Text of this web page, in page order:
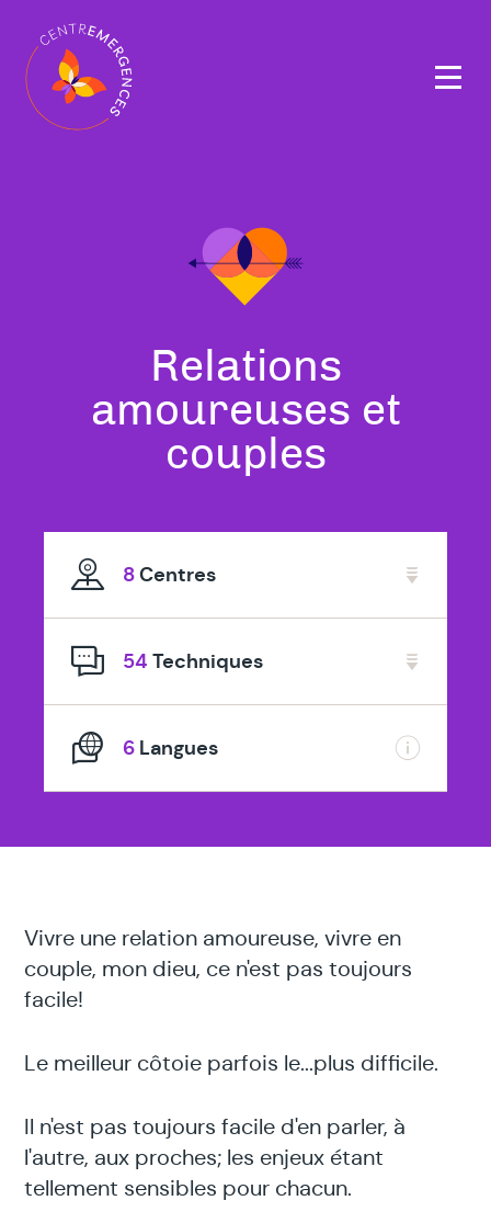
Tous
nos
thérapeutes
en
Relations
amoureuses et
couples
8Centres
54 Techniques
6 Langues
Navigation
principale
Vivre une relation amoureuse, vivre en
couple, mon dieu, ce n'est pas toujours
facile!
Le meilleur côtoie parfois le...plus difficile.
Il n'est pas toujours facile d'en parler, à
l'autre, aux proches; les enjeux étant
tellement sensibles pour chacun.